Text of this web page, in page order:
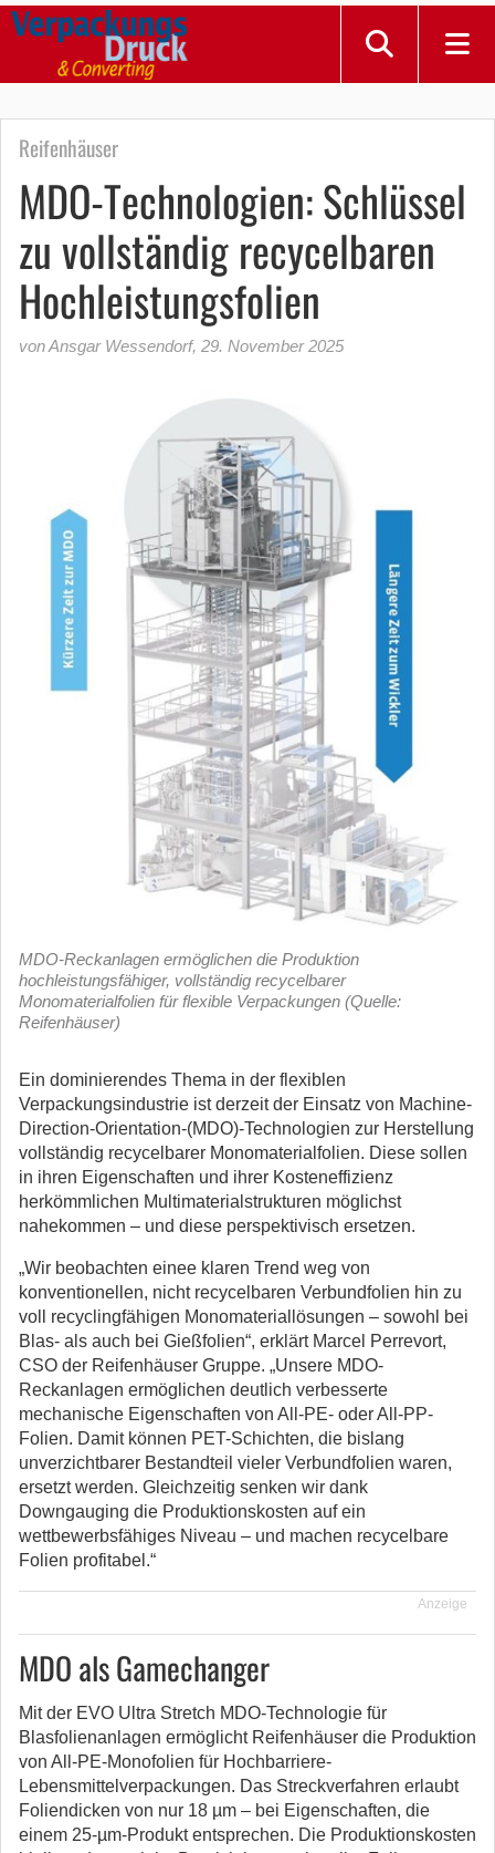
Reifenhäuser
MDO-Technologien: Schlüssel
zu vollständig recycelbaren
Hochleistungsfolien
von Ansgar Wessendorf, 29. November 2025
MDO-Reckanlagen ermöglichen die Produktion
hochleistungsfähiger, vollständig recycelbarer
Monomaterialfolien für flexible Verpackungen (Quelle:
Reifenhäuser)
Ein dominierendes Thema in der flexiblen
Verpackungsindustrie ist derzeit der Einsatz von Machine-
Direction-Orientation-(MDO)-Technologien zur Herstellung
vollständig recycelbarer Monomaterialfolien. Diese sollen
in ihren Eigenschaften und ihrer Kosteneffizienz
herkömmlichen Multimaterialstrukturen möglichst
nahekommen – und diese perspektivisch ersetzen.
„Wir beobachten einee klaren Trend weg von
konventionellen, nicht recycelbaren Verbundfolien hin zu
voll recyclingfähigen Monomateriallösungen – sowohl bei
Blas- als auch bei Gießfolien“, erklärt Marcel Perrevort,
CSO der Reifenhäuser Gruppe. „Unsere MDO-
Reckanlagen ermöglichen deutlich verbesserte
mechanische Eigenschaften von All-PE- oder All-PP-
Folien. Damit können PET-Schichten, die bislang
unverzichtbarer Bestandteil vieler Verbundfolien waren,
ersetzt werden. Gleichzeitig senken wir dank
Downgauging die Produktionskosten auf ein
wettbewerbsfähiges Niveau – und machen recycelbare
Folien profitabel.“
Anzeige
MDO als Gamechanger
Mit der EVO Ultra Stretch MDO-Technologie für
Blasfolienanlagen ermöglicht Reifenhäuser die Produktion
von All-PE-Monofolien für Hochbarriere-
Lebensmittelverpackungen. Das Streckverfahren erlaubt
Foliendicken von nur 18 µm – bei Eigenschaften, die
einem 25-µm-Produkt entsprechen. Die Produktionskosten